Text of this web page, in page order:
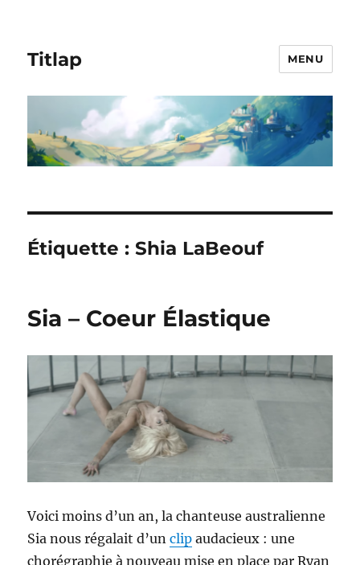
Titlap MENU
Étiquette :Shia LaBeouf
Sia – Coeur Élastique
Voici moins d’un an, la chanteuse australienne
Sia nous régalait d’unclip audacieux : une
chorégraphie à nouveau mise en place par Ryan